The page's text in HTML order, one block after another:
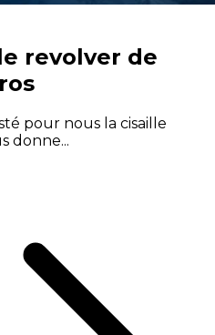
revolver de
pour nous la cisaille
donne...